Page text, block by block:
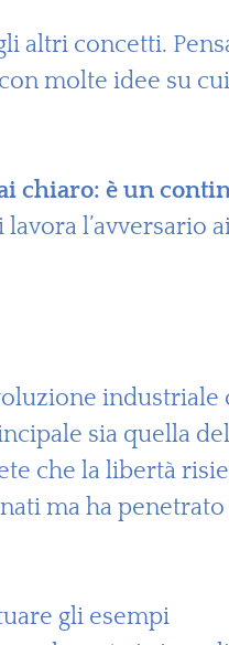
altri concetti.
molte idee su cui
chiaro: è un
l’avversario
industriale
sia quella del
che la libertà
ma ha
gli esempi